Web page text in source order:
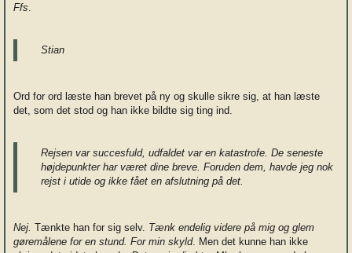
Ffs
Stian
Ord for ord læste han brevet på ny og skulle sikre sig, at han læste
det, som det stod og han ikke bildte sig ting ind.
Rejsen var succesfuld, udfaldet var en katastrofe. De seneste
højdepunkter har været dine breve. Foruden dem, havde jeg nok
rejst i utide og ikke fået en afslutning på det.
Nej. Tænkte han for sig selv. Tænk endelig videre på mig og glem
gøremålene for en stund. For min skyld. Men det kunne han ikke